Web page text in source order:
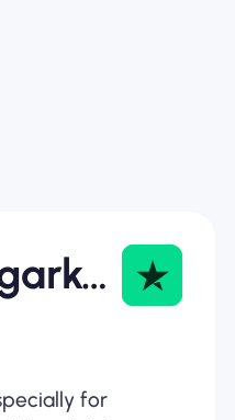
Fehinti Pangarkar
for